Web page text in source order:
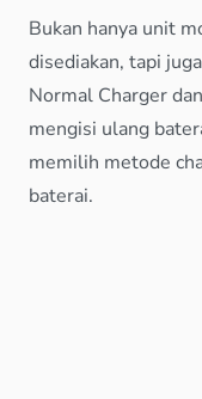
Bukan hanya unit
disediakan, tapi
Normal Charger
mengisi ulang
memilih metode
baterai.